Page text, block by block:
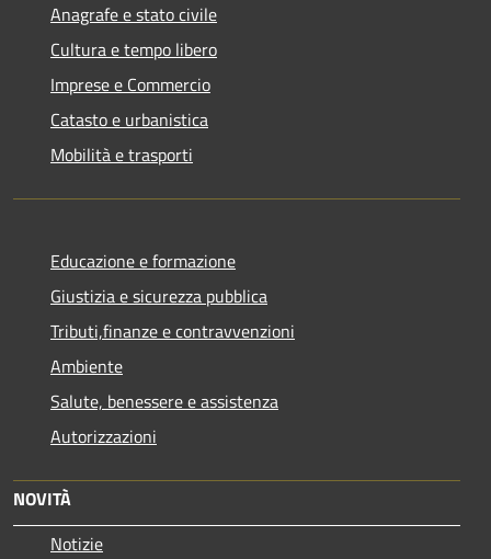
Anagrafe e stato civile
Cultura e tempo libero
Imprese e Commercio
Catasto e urbanistica
Mobilità e trasporti
Educazione e formazione
Giustizia e sicurezza pubblica
Tributi,finanze e contravvenzioni
Ambiente
Salute, benessere e assistenza
Autorizzazioni
NOVITÀ
Notizie